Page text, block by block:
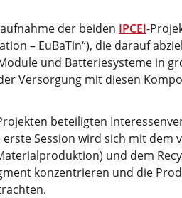
der beiden IPCEI-
– EuBaTin“), die darauf
und Batteriesysteme in
Versorgung mit diesen
beteiligten
Session wird sich mit dem
und dem
konzentrieren und die